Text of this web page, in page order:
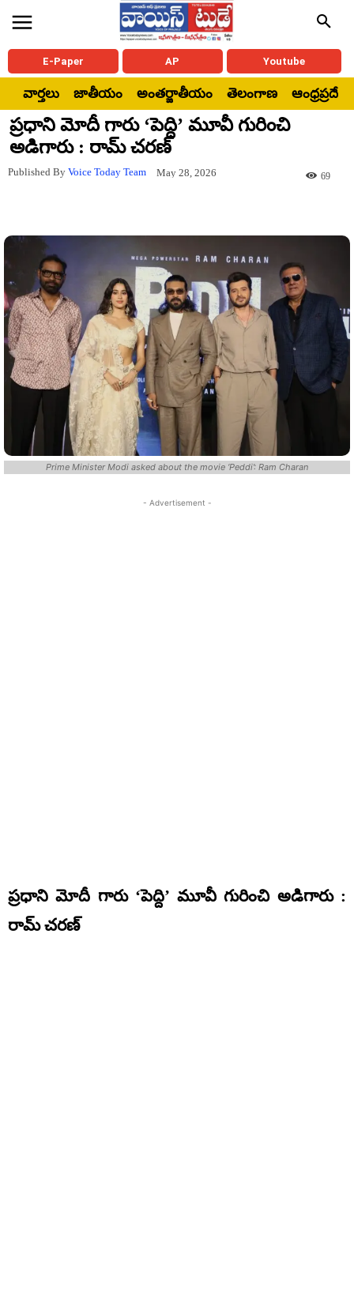
E-Paper AP Youtube
వార్తలు జాతీయం అంతర్జాతీయం తెలంగాణ ఆంధ్రప్రదేశ్
ప్రధాని మోదీ గారు ‘పెద్ది’ మూవీ గురించి
అడిగారు : రామ్ చరణ్
Published By Voice Today Team May 28, 2026 69
Prime Minister Modi asked about the movie ‘Peddi’: Ram Charan
- Advertisement -
ప్రధాని మోదీ గారు ‘పెద్ది’ మూవీ గురించి అడిగారు :
రామ్ చరణ్